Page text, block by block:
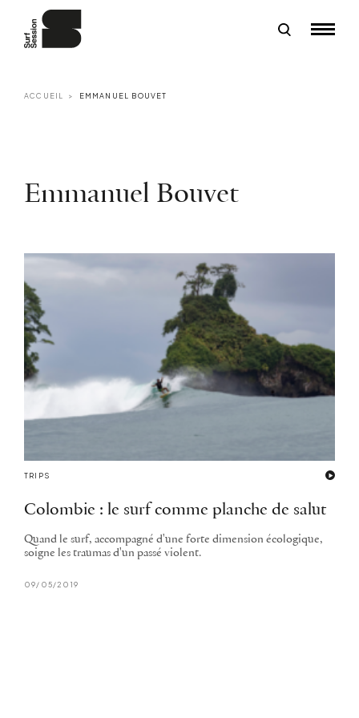
ACCUEIL EMMANUEL BOUVET
Emmanuel Bouvet
TRIPS
Colombie : le surf comme planche de salut
Quand le surf, accompagné d'une forte dimension écologique,
soigne les traumas d'un passé violent.
09/05/2019